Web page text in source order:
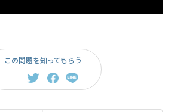
この問題を知ってもらう